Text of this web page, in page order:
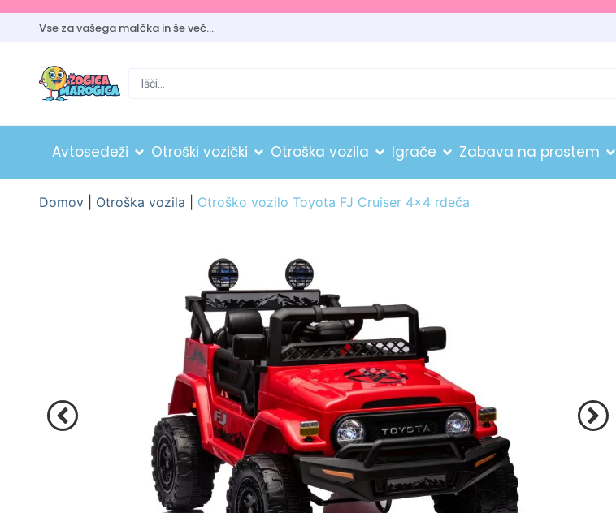
Vse za vašega malčka in še več…
Avtosedeži Otroški vozički Otroška vozila Igrače Zabava na prostem
Domov Otroška vozila Otroško vozilo Toyota FJ Cruiser 4×4 rdeča